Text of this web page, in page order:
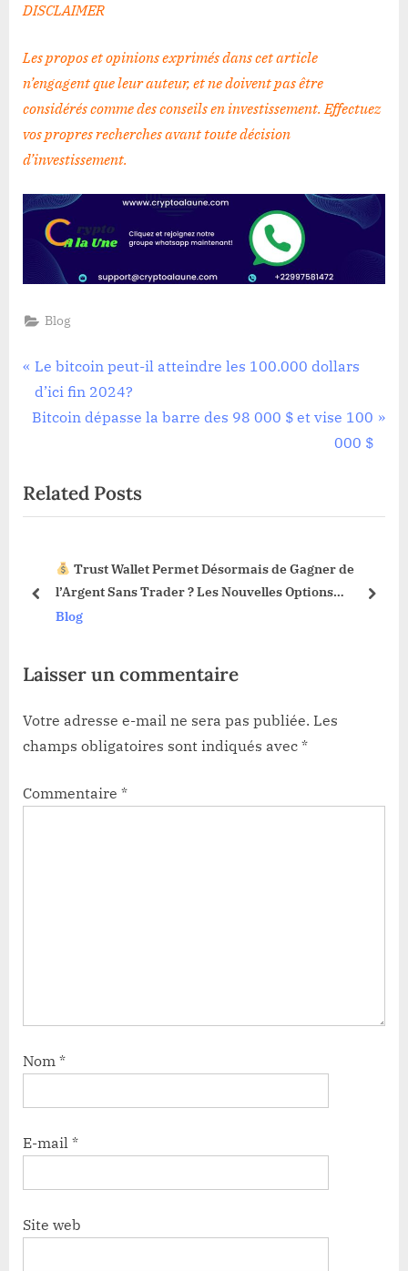
DISCLAIMER
Les propos et opinions exprimés dans cet article
n’engagent que leur auteur, et ne doivent pas être
considérés comme des conseils en investissement. Effectuez
vos propres recherches avant toute décision
d’investissement.
Blog
Navigation
de
P
r
e
o
u
o
:
Le bitcoin peut-il atteindre les 100.000 dollars
d’ici fin 2024?
N
t
P
t
Bitcoin dépasse la barre des 98 000 $ et vise 100
000 $
Related Posts
Trust Wallet Permet Désormais de Gagner de
l’Argent Sans Trader ? Les Nouvelles Options
Dévoilées !
Blog
prev next
Laisser un commentaire
Votre adresse e-mail ne sera pas publiée. Les
champs obligatoires sont indiqués avec *
Commentaire *
Nom *
E-mail *
Site web